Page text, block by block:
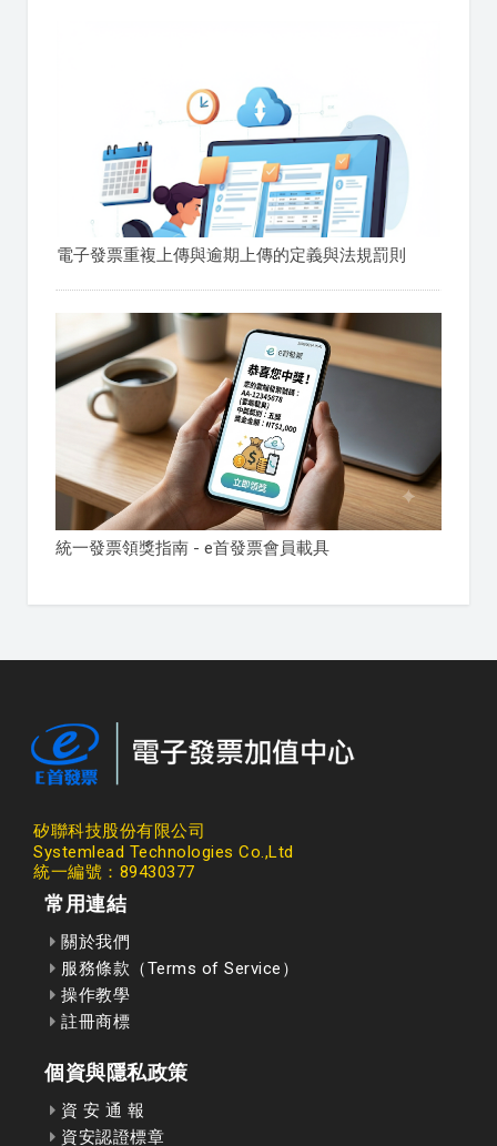
電子發票重複上傳與逾期上傳的定義與法規罰則
統一發票領獎指南 - e首發票會員載具
矽聯科技股份有限公司
Systemlead Technologies Co.,Ltd
統一編號：89430377
常用連結
關於我們
服務條款（Terms of Service）
操作教學
註冊商標
個資與隱私政策
資 安 通 報
資安認證標章